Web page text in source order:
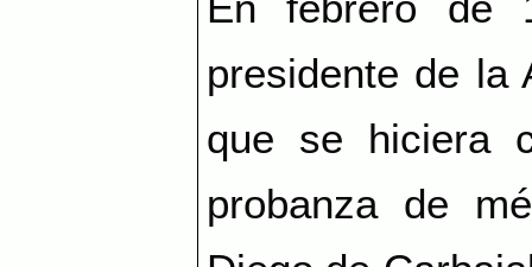
presidente de la
que se hiciera
probanza de